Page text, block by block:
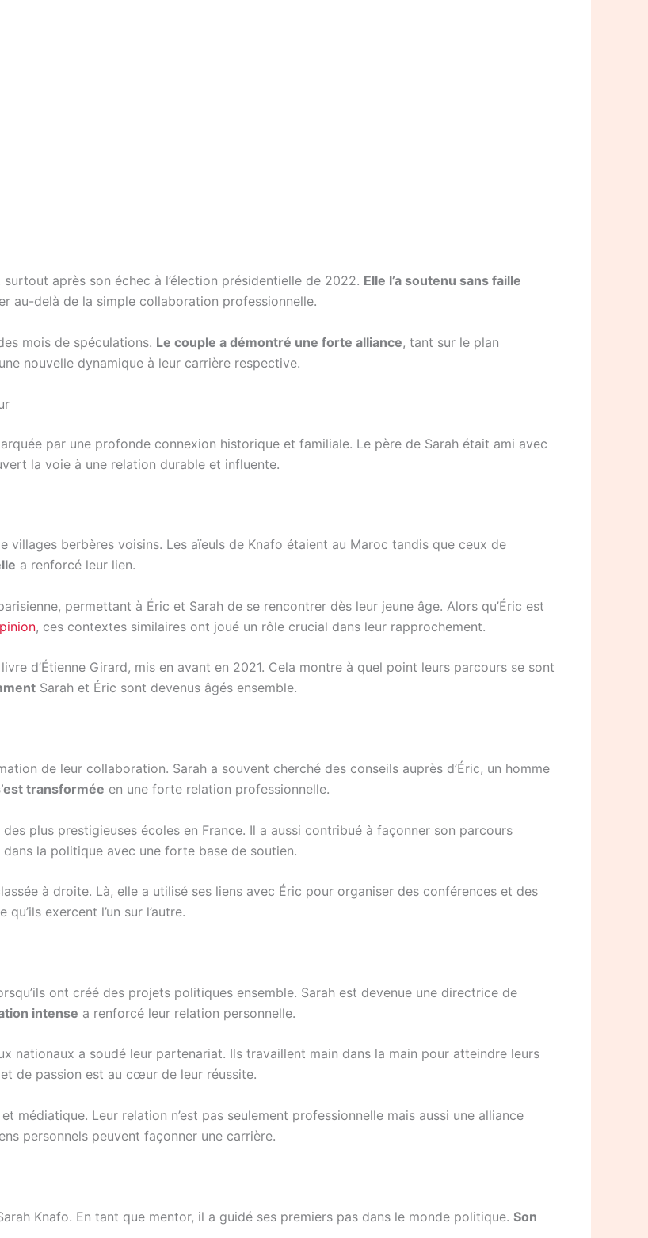
après son échec à l’élection présidentielle de 2022. Elle l’a soutenu sans faille
au-delà de la simple collaboration professionnelle.
mois de spéculations. Le couple a démontré une forte alliance, tant sur le plan
nouvelle dynamique à leur carrière respective.
par une profonde connexion historique et familiale. Le père de Sarah était ami avec
la voie à une relation durable et influente.
villages berbères voisins. Les aïeuls de Knafo étaient au Maroc tandis que ceux de
a renforcé leur lien.
permettant à Éric et Sarah de se rencontrer dès leur jeune âge. Alors qu’Éric est
, ces contextes similaires ont joué un rôle crucial dans leur rapprochement.
d’Étienne Girard, mis en avant en 2021. Cela montre à quel point leurs parcours se sont
Sarah et Éric sont devenus âgés ensemble.
de leur collaboration. Sarah a souvent cherché des conseils auprès d’Éric, un homme
transformée en une forte relation professionnelle.
plus prestigieuses écoles en France. Il a aussi contribué à façonner son parcours
la politique avec une forte base de soutien.
à droite. Là, elle a utilisé ses liens avec Éric pour organiser des conférences et des
exercent l’un sur l’autre.
ont créé des projets politiques ensemble. Sarah est devenue une directrice de
intense a renforcé leur relation personnelle.
nationaux a soudé leur partenariat. Ils travaillent main dans la main pour atteindre leurs
de passion est au cœur de leur réussite.
médiatique. Leur relation n’est pas seulement professionnelle mais aussi une alliance
personnels peuvent façonner une carrière.
Knafo. En tant que mentor, il a guidé ses premiers pas dans le monde politique. Son